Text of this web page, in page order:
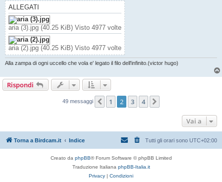
ALLEGATI
aria (3).jpg (40.25 KiB) Visto 4977 volte
aria (2).jpg (40.25 KiB) Visto 4977 volte
Alla zampa di ogni uccello che vola e' legato il filo dell'infinito.(victor hugo)
Rispondi
49 messaggi Precedente
1 2 3 4
Vai a
Torna a Birdcam.it Indice Tutti gli orari sono UTC+02:00
Creato da phpBB® Forum Software © phpBB Limited
Traduzione Italiana phpBB-Italia.it
Privacy | Condizioni